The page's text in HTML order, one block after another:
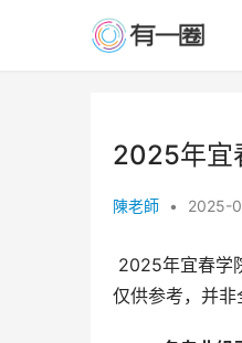
2025年宜
陳老師 • 2025-
仅供参考，并非